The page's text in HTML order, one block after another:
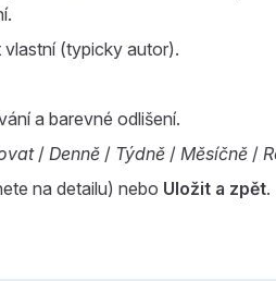
(typicky autor).
a barevné odlišení.
/ Denně / Týdně / Měsíčně /
na detailu) nebo Uložit a zpět.